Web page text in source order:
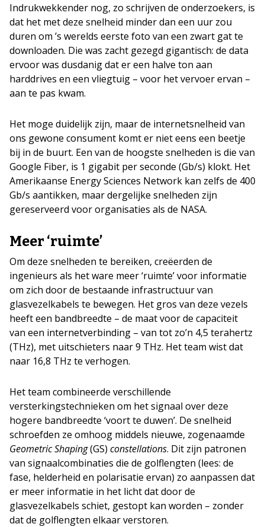
Indrukwekkender nog, zo schrijven de onderzoekers, is
dat het met deze snelheid minder dan een uur zou
duren om ’s werelds eerste foto van een zwart gat te
downloaden. Die was zacht gezegd gigantisch: de data
ervoor was dusdanig dat er een halve ton aan
harddrives en een vliegtuig – voor het vervoer ervan –
aan te pas kwam.
Het moge duidelijk zijn, maar de internetsnelheid van
ons gewone consument komt er niet eens een beetje
bij in de buurt. Een van de hoogste snelheden is die van
Google Fiber, is 1 gigabit per seconde (Gb/s) klokt. Het
Amerikaanse Energy Sciences Network kan zelfs de 400
Gb/s aantikken, maar dergelijke snelheden zijn
gereserveerd voor organisaties als de NASA.
Meer ‘ruimte’
Om deze snelheden te bereiken, creëerden de
ingenieurs als het ware meer ‘ruimte’ voor informatie
om zich door de bestaande infrastructuur van
glasvezelkabels te bewegen. Het gros van deze vezels
heeft een bandbreedte – de maat voor de capaciteit
van een internetverbinding – van tot zo’n 4,5 terahertz
(THz), met uitschieters naar 9 THz. Het team wist dat
naar 16,8 THz te verhogen.
Het team combineerde verschillende
versterkingstechnieken om het signaal over deze
hogere bandbreedte ‘voort te duwen’. De snelheid
schroefden ze omhoog middels nieuwe, zogenaamde
Geometric Shaping(GS) constellations. Dit zijn patronen
van signaalcombinaties die de golflengten (lees: de
fase, helderheid en polarisatie ervan) zo aanpassen dat
er meer informatie in het licht dat door de
glasvezelkabels schiet, gestopt kan worden – zonder
dat de golflengten elkaar verstoren.